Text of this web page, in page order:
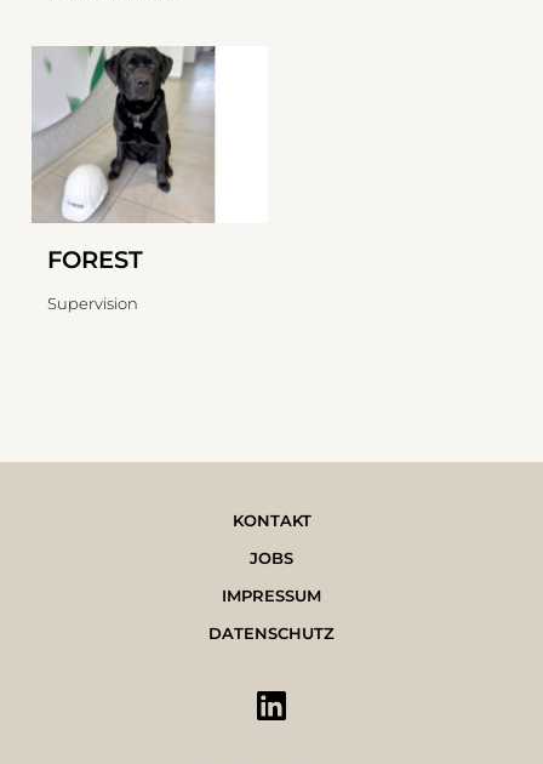
FOREST
Supervision
KONTAKT
JOBS
IMPRESSUM
DATENSCHUTZ